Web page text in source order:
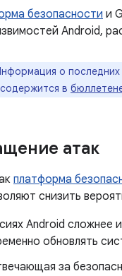
безопасности и
Android,
о
в
атак
платформа
снизить
Android сложнее
обновлять
за